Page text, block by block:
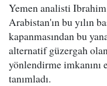
Yemen analisti
Arabistan'ın bu yılın
kapanmasından bu
alternatif güzergah
yönlendirme
tanımladı.